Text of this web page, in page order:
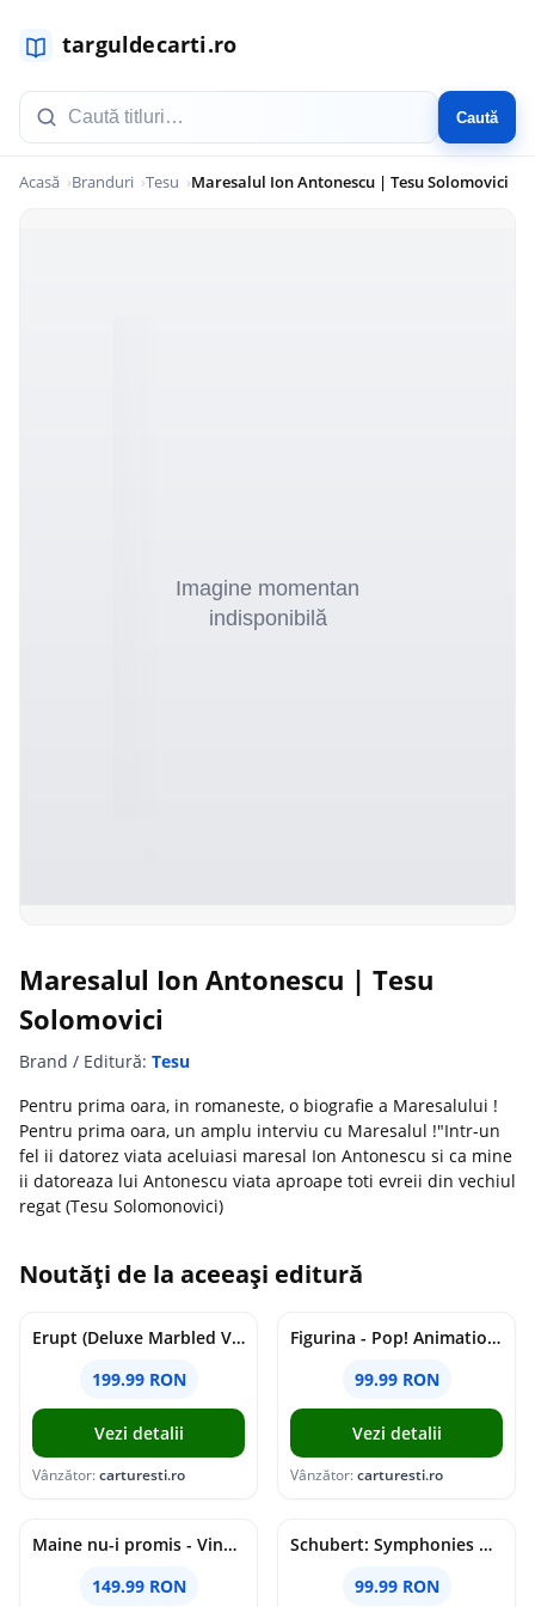
Caută
Acasă Branduri Tesu Maresalul Ion Antonescu | Tesu Solomovici
Maresalul Ion Antonescu | Tesu
Solomovici
Brand / Editură: Tesu
Pentru prima oara, in romaneste, o biografie a Maresalului !
Pentru prima oara, un amplu interviu cu Maresalul !"Intr-un
fel ii datorez viata aceluiasi maresal Ion Antonescu si ca mine
ii datoreaza lui Antonescu viata aproape toti evreii din vechiul
regat (Tesu Solomonovici)
Noutăți de la aceeași editură
Erupt (Deluxe Marbled Vinyl) | Cojo
199.99 RON
Vezi detalii
Vânzător:carturesti.ro
Figurina - Pop! Animation - One Piece - Nico Robin | Funko
99.99 RON
Vezi detalii
Vânzător:carturesti.ro
Maine nu-i promis - Vinyl | Grasu XXL
149.99 RON
Schubert: Symphonies Nos. 5-6, 8-9; Rosamunde Overture & Ballet Music (SACD) | Herbert von Karajan, Berliner Philharmoniker
99.99 RON